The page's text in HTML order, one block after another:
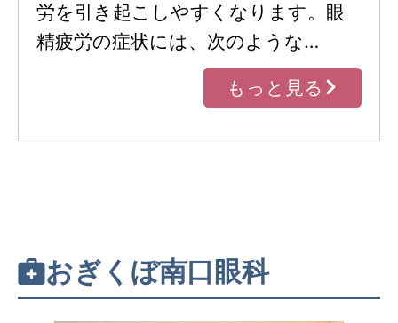
労を引き起こしやすくなります。眼
精疲労の症状には、次のような…
もっと見る
おぎくぼ南口眼科